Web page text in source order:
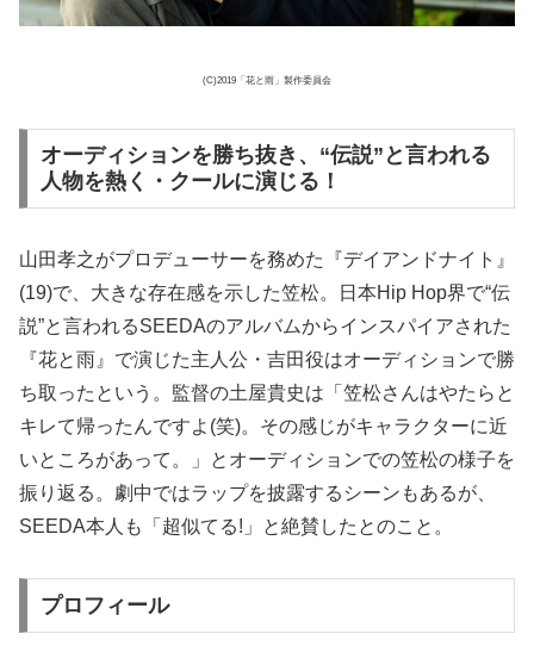
(C)2019「花と雨」製作委員会
オーディションを勝ち抜き、“伝説”と言われる
人物を熱く・クールに演じる！
山田孝之がプロデューサーを務めた『デイアンドナイト』
(19)で、大きな存在感を示した笠松。日本Hip Hop界で“伝
説”と言われるSEEDAのアルバムからインスパイアされた
『花と雨』で演じた主人公・吉田役はオーディションで勝
ち取ったという。監督の土屋貴史は「笠松さんはやたらと
キレて帰ったんですよ(笑)。その感じがキャラクターに近
いところがあって。」とオーディションでの笠松の様子を
振り返る。劇中ではラップを披露するシーンもあるが、
SEEDA本人も「超似てる!」と絶賛したとのこと。
プロフィール